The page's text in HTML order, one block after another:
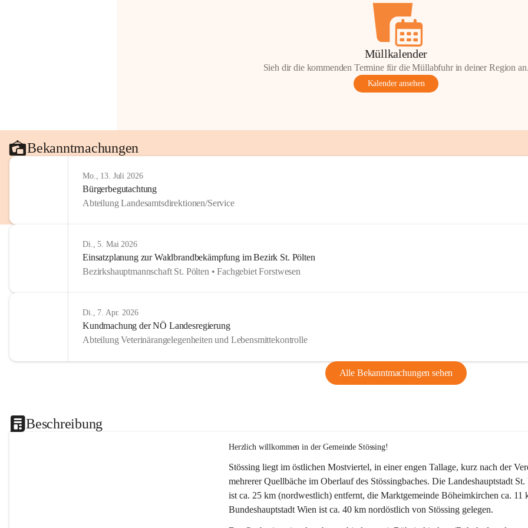
Müllkalender
Sieh dir die kommenden Termine für die Müllabfuhr in deiner Region
Kalender ansehen
Bekanntmachungen
Mo., 13. Juli 2026
Bürgerbegutachtung
Abteilung Landesamtsdirektionen/Service
Di., 5. Mai 2026
Einsatzplanung zur Waldbrandbekämpfung im Bezirk St. Pölten
Bezirkshauptmannschaft St. Pölten • Fachgebiet Forstwesen
Di., 7. Apr. 2026
Kundmachung der NÖ Landesregierung
Abteilung Veterinärangelegenheiten und Lebensmittekontrolle
Alle Bekanntmachungen sehen
Beschreibung
Herzlich willkommen in der Gemeinde Stössing!
Stössing liegt im östlichen Mostviertel, in einer engen Tallage, kurz nach der
mehrerer Quellbäche im Oberlauf des Stössingbaches. Die Landeshauptstadt
ist ca. 25 km (nordwestlich) entfernt, die Marktgemeinde Böheimkirchen ca.
Bundeshauptstadt Wien ist ca. 40 km nordöstlich von Stössing gelegen.